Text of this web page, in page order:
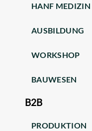
HANF MEDIZIN
AUSBILDUNG
WORKSHOP
BAUWESEN
B2B
PRODUKTION